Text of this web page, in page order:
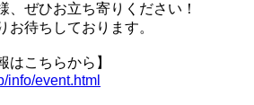
、ぜひお立ち寄りください！
お待ちしております。
こちらから】
info/event.html